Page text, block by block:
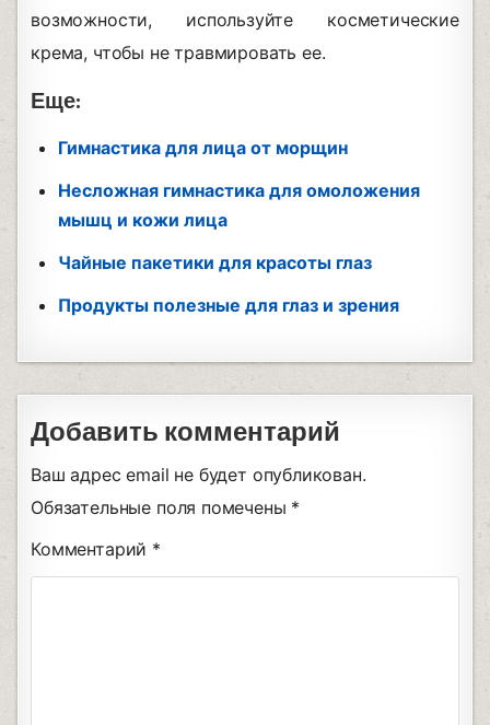
возможности, используйте косметические
крема, чтобы не травмировать ее.
Еще:
Гимнастика для лица от морщин
Несложная гимнастика для омоложения
мышц и кожи лица
Чайные пакетики для красоты глаз
Продукты полезные для глаз и зрения
Добавить комментарий
Ваш адрес email не будет опубликован.
Обязательные поля помечены *
Комментарий *